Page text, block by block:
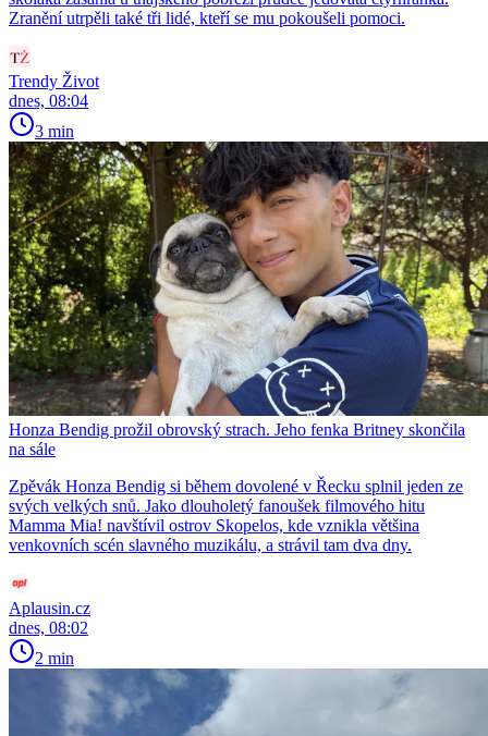
Zranění utrpěli také tři lidé, kteří se mu pokoušeli pomoci.
Trendy Život
dnes, 08:04
3 min
Honza Bendig prožil obrovský strach. Jeho fenka Britney skončila
na sále
Zpěvák Honza Bendig si během dovolené v Řecku splnil jeden ze
svých velkých snů. Jako dlouholetý fanoušek filmového hitu
Mamma Mia! navštívil ostrov Skopelos, kde vznikla většina
venkovních scén slavného muzikálu, a strávil tam dva dny.
Aplausin.cz
dnes, 08:02
2 min